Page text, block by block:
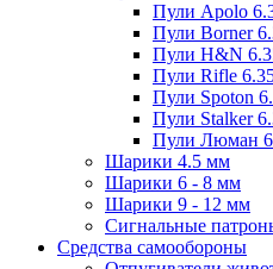
Пули Apolo
Пули Borner
Пули H&N
Пули Rifle
Пули Spoton
Пули Stalker
Пули Люман
Шарики 4.5 мм
Шарики 6 - 8 мм
Шарики 9 - 12 мм
Сигнальные
Средства самообороны